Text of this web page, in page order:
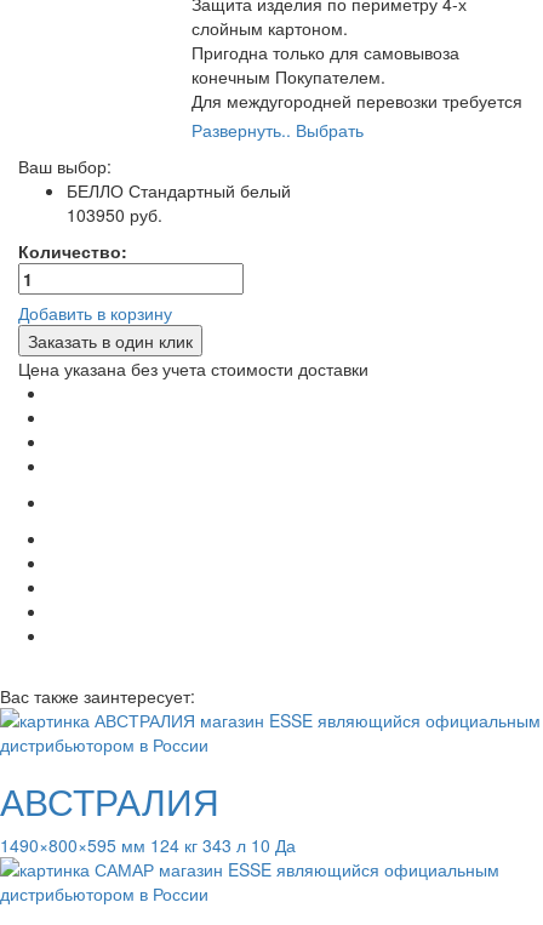
слойным картоном.
Пригодна только для самовывоза
конечным Покупателем.
Для междугородней перевозки требуется
полная упаковка от транспортной
компании.
Развернуть.. Выбрать
Ваш выбор:
БЕЛЛО Стандартный белый
103950 руб.
Количество:
Добавить в корзину
Заказать в один клик
Цена указана без учета стоимости доставки
Вас также заинтересует:
АВСТРАЛИЯ
1490×800×595 мм 124 кг 343 л 10 Да